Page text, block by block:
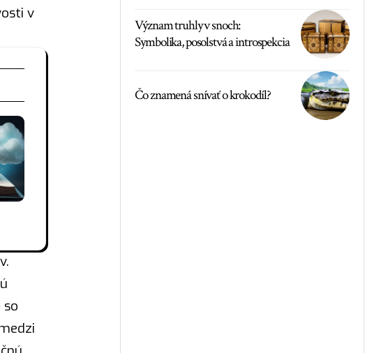
v
Význam truhly v snoch:
Symbolika, posolstvá a introspekcia
Čo znamená snívať o krokodíl?